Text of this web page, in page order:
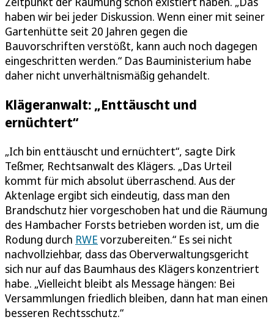
haben wir bei jeder Diskussion. Wenn einer mit seiner
Gartenhütte seit 20 Jahren gegen die
Bauvorschriften verstößt, kann auch noch dagegen
eingeschritten werden.“ Das Bauministerium habe
daher nicht unverhältnismäßig gehandelt.
Klägeranwalt: „Enttäuscht und
ernüchtert“
„Ich bin enttäuscht und ernüchtert“, sagte Dirk
Teßmer, Rechtsanwalt des Klägers. „Das Urteil
kommt für mich absolut überraschend. Aus der
Aktenlage ergibt sich eindeutig, dass man den
Brandschutz hier vorgeschoben hat und die Räumung
des Hambacher Forsts betrieben worden ist, um die
Rodung durch RWE vorzubereiten.“ Es sei nicht
nachvollziehbar, dass das Oberverwaltungsgericht
sich nur auf das Baumhaus des Klägers konzentriert
habe. „Vielleicht bleibt als Message hängen: Bei
Versammlungen friedlich bleiben, dann hat man einen
besseren Rechtsschutz.“